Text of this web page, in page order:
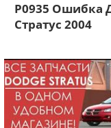
Р0935 Ошибка
Стратус 2004